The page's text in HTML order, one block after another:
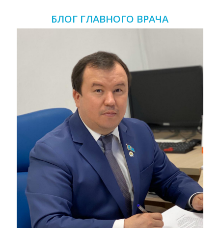
БЛОГ ГЛАВНОГО ВРАЧА